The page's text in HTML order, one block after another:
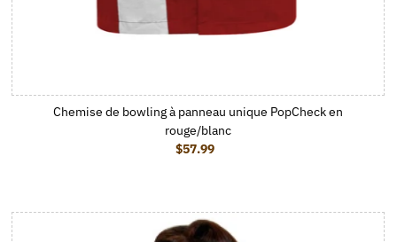
Chemise de bowling à panneau unique PopCheck en
rouge/blanc
Prix ordinaire
$57.99